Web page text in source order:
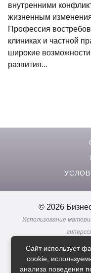
внутренними
жизненным
Профессия
клиниках и частной
широкие
развития...
© 2026
Использование
Политика в
Сайт использует
cookie,
анализа поведения